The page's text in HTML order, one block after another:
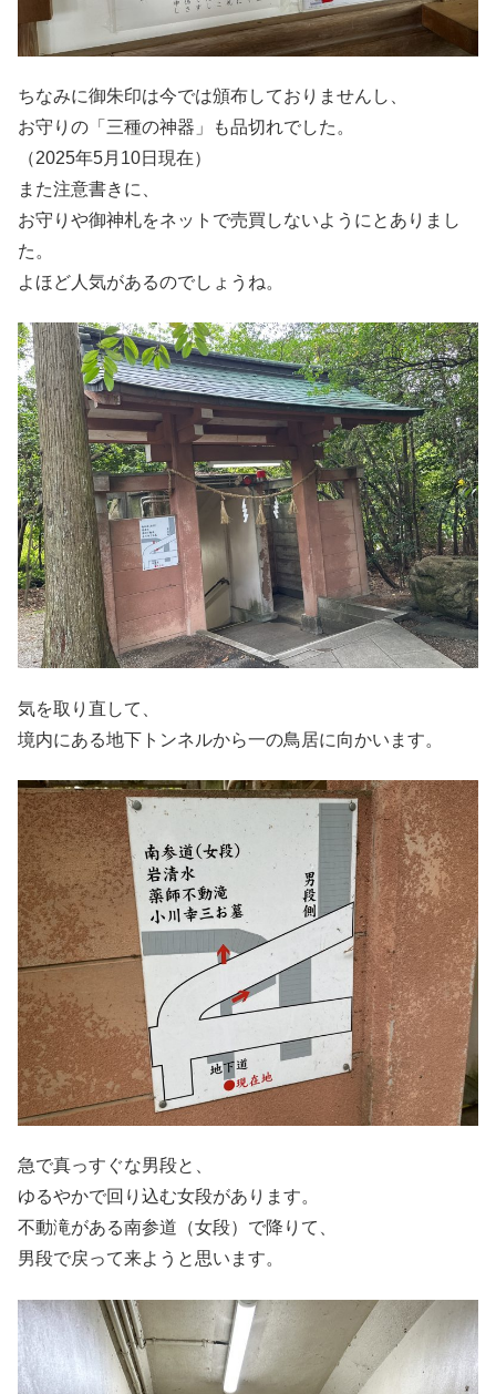
ちなみに御朱印は今では頒布しておりませんし、
お守りの「三種の神器」も品切れでした。
（2025年5月10日現在）
また注意書きに、
お守りや御神札をネットで売買しないようにとありまし
た。
よほど人気があるのでしょうね。
気を取り直して、
境内にある地下トンネルから一の鳥居に向かいます。
急で真っすぐな男段と、
ゆるやかで回り込む女段があります。
不動滝がある南参道（女段）で降りて、
男段で戻って来ようと思います。